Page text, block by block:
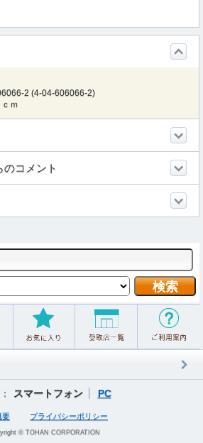
2 (4-04-606066-2)
ｍ
のコメント
スマートフォン PC
要 プライバシーポリシー
© TOHAN CORPORATION